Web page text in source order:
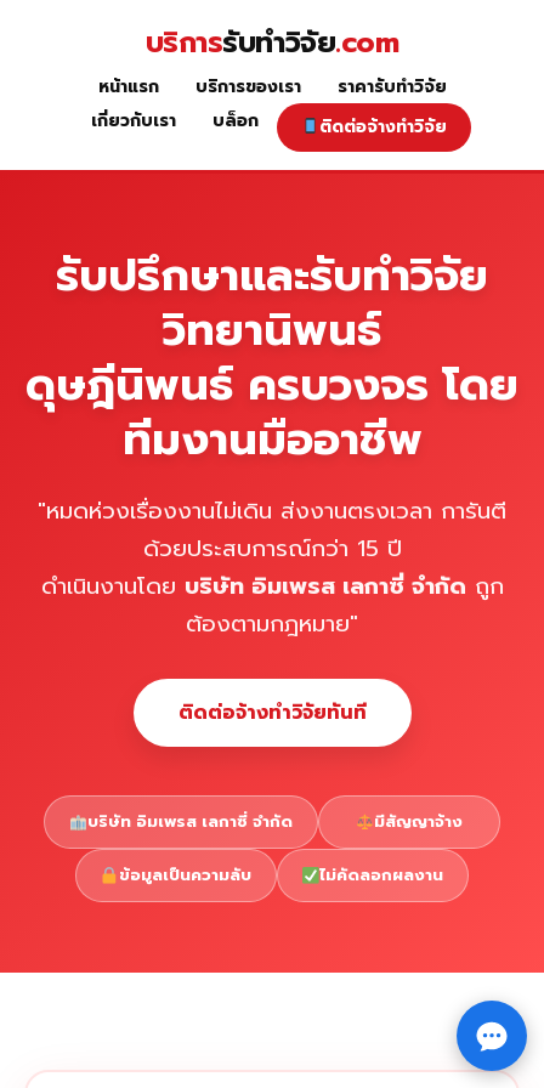
หน้าแรก
Copyright © 2026 รับทำวิจัย รับทำวิทยานิพนธ์ รับทำ⇧
บริการรับทำวิจัย.com
หน้าแรก บริการของเรา
ราคารับทำวิจัย
เกี่ยวกับเรา
บล็อก ติดต่อจ้างทำวิจัย
รับปรึกษาและรับทำวิจัย
วิทยานิพนธ์
ดุษฎีนิพนธ์ ครบวงจร โดย
ทีมงานมืออาชีพ
"หมดห่วงเรื่องงานไม่เดิน ส่งงานตรงเวลา การันตี
ด้วยประสบการณ์กว่า 15 ปี
ดำเนินงานโดย บริษัท อิมเพรส เลกาซี่ จำกัด ถูก
ต้องตามกฎหมาย"
ติดต่อจ้างทำวิจัยทันที
บริษัท อิมเพรส เลกาซี่ จำกัด มีสัญญาจ้าง
ข้อมูลเป็นความลับ ไม่คัดลอกผลงาน